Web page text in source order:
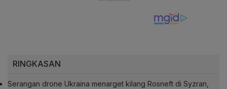
RINGKASAN
Serangan drone Ukraina menarget kilang Rosneft di Syzran,